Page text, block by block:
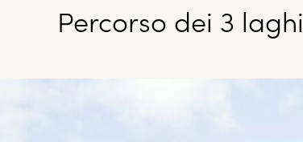
Percorso dei 3 laghi